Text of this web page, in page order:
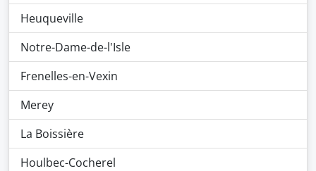
Heuqueville
Notre-Dame-de-l'Isle
Frenelles-en-Vexin
Merey
La Boissière
Houlbec-Cocherel